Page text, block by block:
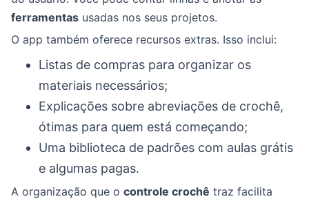
ferramentas usadas nos seus projetos.
O app também oferece recursos extras. Isso inclui:
Listas de compras para organizar os
materiais necessários;
Explicações sobre abreviações de crochê,
ótimas para quem está começando;
Uma biblioteca de padrões com aulas grátis
e algumas pagas.
A organização que o controle crochê traz facilita